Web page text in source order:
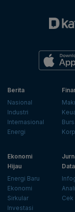
Berita
Nasional
Industri
Internasional
Energi
Ekonomi
Hijau
Energi Baru
Ekonomi
Sirkular
Investasi
Data
Cek